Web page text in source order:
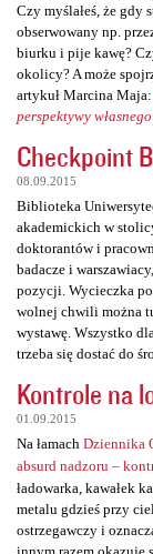
Czy myślałeś, że gdy
obserwowany np.
biurku i pije kawę?
okolicy? A może
artykuł Marcina Maja:
perspektywy
Checkpoint
08.09.2015
Biblioteka
akademickich w
doktorantów i
badacze i
pozycji. Wycieczka
wolnej chwili można
wystawę. Wszystko
trzeba się dostać do
Kontrole na
01.09.2015
Na łamach Dziennika
absurd nadzoru –
ładowarka, kawałek
metalu gdzieś przy
ostrzegawczy i